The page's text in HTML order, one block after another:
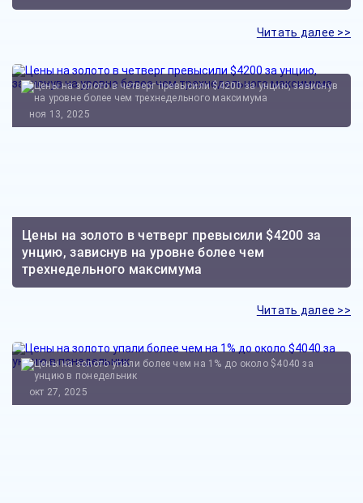
Читать далее >>
Цены на золото в четверг превысили $4200 за
унцию, зависнув на уровне более чем
трехнедельного максимума
ноя 13, 2025
Читать далее >>
окт 27, 2025